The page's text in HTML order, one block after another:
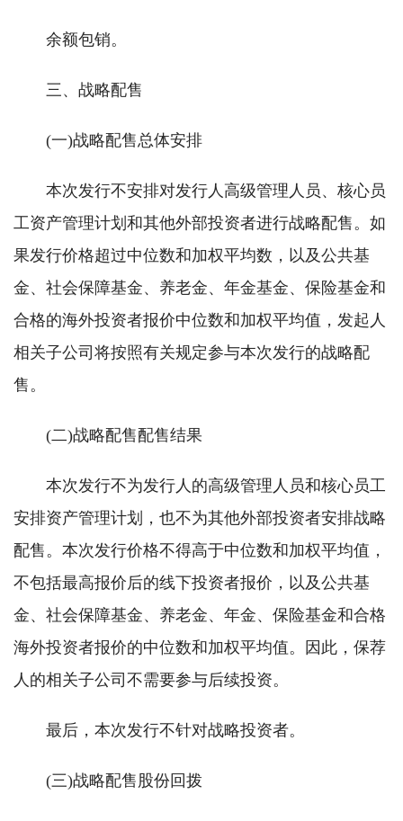
余额包销。
三、战略配售
(一)战略配售总体安排
本次发行不安排对发行人高级管理人员、核心员
工资产管理计划和其他外部投资者进行战略配售。如
果发行价格超过中位数和加权平均数，以及公共基
金、社会保障基金、养老金、年金基金、保险基金和
合格的海外投资者报价中位数和加权平均值，发起人
相关子公司将按照有关规定参与本次发行的战略配
售。
(二)战略配售配售结果
本次发行不为发行人的高级管理人员和核心员工
安排资产管理计划，也不为其他外部投资者安排战略
配售。本次发行价格不得高于中位数和加权平均值，
不包括最高报价后的线下投资者报价，以及公共基
金、社会保障基金、养老金、年金、保险基金和合格
海外投资者报价的中位数和加权平均值。因此，保荐
人的相关子公司不需要参与后续投资。
最后，本次发行不针对战略投资者。
(三)战略配售股份回拨